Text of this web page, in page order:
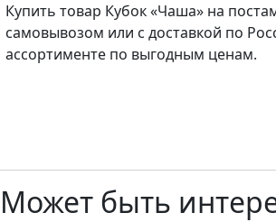
Купить товар Кубок «Чаша» на
самовывозом или с доставкой по
ассортименте по выгодным ценам.
Может быть